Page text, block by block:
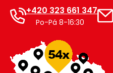
+420 323 661 347
Po-Pá 8-16:30